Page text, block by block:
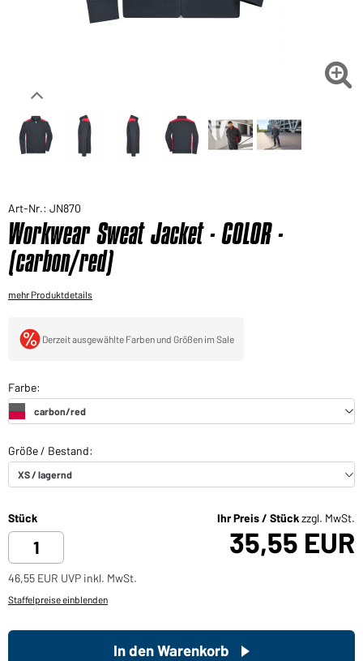
Sie möchten gerne für Ihren privaten Bedarf

Art-Nr.: JN870
Workwear Sweat Jacket - COLOR -
(carbon/red)
mehr Produktdetails
Derzeit ausgewählte Farben und Größen im Sale
Stück Ihr Preis / Stückzzgl. MwSt.
35,55 EUR
46,55 EUR UVP inkl. MwSt.
Staffelpreise einblenden
In den Warenkorb